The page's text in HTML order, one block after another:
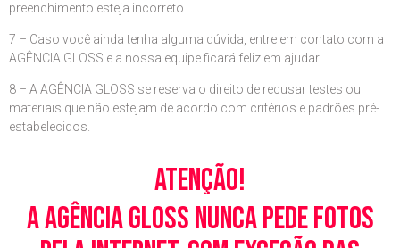
preenchimento esteja incorreto.
7 – Caso você ainda tenha alguma dúvida, entre em contato com a
AGÊNCIA GLOSS e a nossa equipe ficará feliz em ajudar.
8 – A AGÊNCIA GLOSS se reserva o direito de recusar testes ou
materiais que não estejam de acordo com critérios e padrões pré-
estabelecidos.
Atenção!
A Agência Gloss nunca pede fotos